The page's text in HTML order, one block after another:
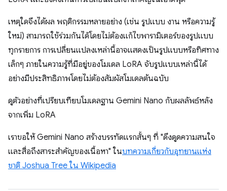
เหตุใดจึงได้ผล พฤติกรรมหลายอย่าง (เช่น รูปแบบ งาน หรือความรู้
ใหม่) สามารถใช้ร่วมกันได้โดยไม่ต้องแก้ไขพารามิเตอร์ของรูปแบบ
ทุกรายการ การเปลี่ยนแปลงเหล่านี้อาจแสดงเป็นรูปแบบหรือทิศทาง
เล็กๆ ภายในความรู้ที่มีอยู่ของโมเดล LoRA จับรูปแบบเหล่านี้ได้
อย่างมีประสิทธิภาพโดยไม่ต้องสัมผัสโมเดลต้นฉบับ
ดูตัวอย่างที่เปรียบเทียบโมเดลฐาน Gemini Nano กับผลลัพธ์หลัง
จากเพิ่ม LoRA
เราขอให้ Gemini Nano สร้างบรรทัดแรกสั้นๆ ที่ "ดึงดูดความสนใจ
และสื่อถึงสาระสำคัญของเนื้อหา" ในบทความเกี่ยวกับอุทยานแห่ง
ชาติ Joshua Tree ใน Wikipedia